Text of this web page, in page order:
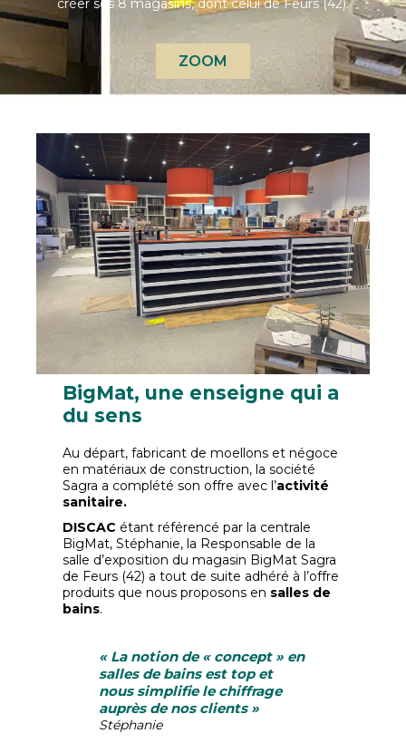
ZOOM
BigMat, une enseigne qui a
du sens
Au départ, fabricant de moellons et négoce
en matériaux de construction, la société
Sagra a complété son offre avec l’activité
sanitaire.
DISCAC étant référencé par la centrale
BigMat, Stéphanie, la Responsable de la
salle d’exposition du magasin BigMat Sagra
de Feurs (42) a tout de suite adhéré à l’offre
produits que nous proposons en salles de
bains.
« La notion de « concept » en
salles de bains est top et
nous simplifie le chiffrage
auprès de nos clients »
Stéphanie